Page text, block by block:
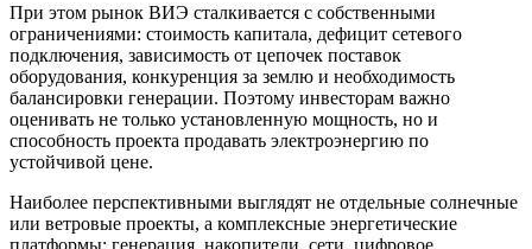
При этом рынок ВИЭ сталкивается с собственными
ограничениями: стоимость капитала, дефицит сетевого
подключения, зависимость от цепочек поставок
оборудования, конкуренция за землю и необходимость
балансировки генерации. Поэтому инвесторам важно
оценивать не только установленную мощность, но и
способность проекта продавать электроэнергию по
устойчивой цене.
Наиболее перспективными выглядят не отдельные солнечные
или ветровые проекты, а комплексные энергетические
платформы: генерация, накопители, сети, цифровое